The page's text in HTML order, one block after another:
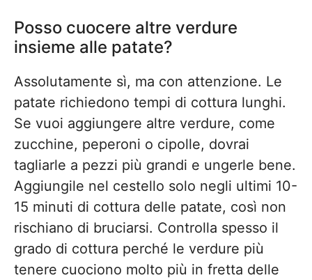
Posso cuocere altre verdure
insieme alle patate?
Assolutamente sì, ma con attenzione. Le
patate richiedono tempi di cottura lunghi.
Se vuoi aggiungere altre verdure, come
zucchine, peperoni o cipolle, dovrai
tagliarle a pezzi più grandi e ungerle bene.
Aggiungile nel cestello solo negli ultimi 10-
15 minuti di cottura delle patate, così non
rischiano di bruciarsi. Controlla spesso il
grado di cottura perché le verdure più
tenere cuociono molto più in fretta delle